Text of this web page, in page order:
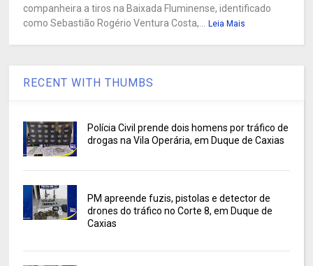
companheira a tiros na Baixada Fluminense, identificado
como Sebastião Rogério Ventura Costa,...
Leia Mais
RECENT WITH THUMBS
Polícia Civil prende dois homens por tráfico de
drogas na Vila Operária, em Duque de Caxias
PM apreende fuzis, pistolas e detector de
drones do tráfico no Corte 8, em Duque de
Caxias